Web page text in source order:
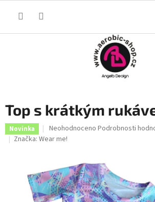
Top s krátkým
Novinka
Průměrné
hodnocení
0,0
z
5
hvězdiček.
Neohodnoceno Podrobnosti
Značka: Wear me!